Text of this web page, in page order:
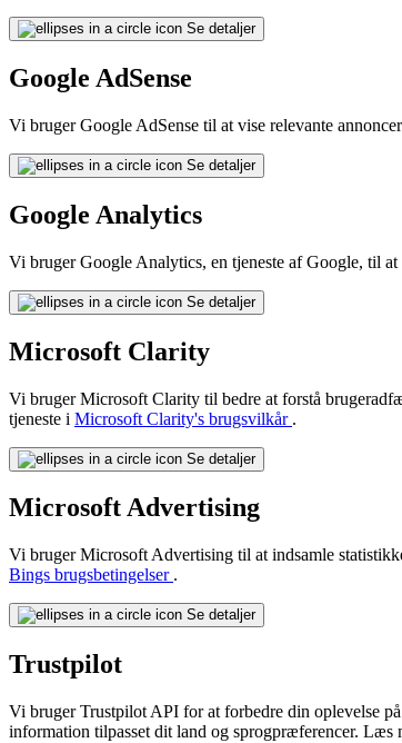
Se detaljer
Google AdSense
Vi bruger Google AdSense til at vise relevante
Se detaljer
Google Analytics
Vi bruger Google Analytics, en tjeneste af Google, til
Se detaljer
Microsoft Clarity
Vi bruger Microsoft Clarity til bedre at forstå
tjeneste i Microsoft Clarity's brugsvilkår .
Se detaljer
Microsoft Advertising
Vi bruger Microsoft Advertising til at indsamle
Bings brugsbetingelser .
Se detaljer
Trustpilot
Vi bruger Trustpilot API for at forbedre din oplevelse
information tilpasset dit land og sprogpræferencer. Læs